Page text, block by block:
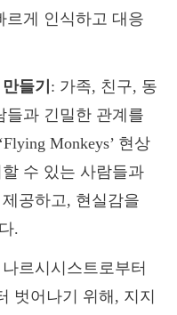
르게 인식하고 대응
들기 : 가족, 친구, 동
들과 긴밀한 관계를
Monkeys’ 현상
수 있는 사람들과
공하고, 현실감을
.
나르시시스트로부터
벗어나기 위해, 지지